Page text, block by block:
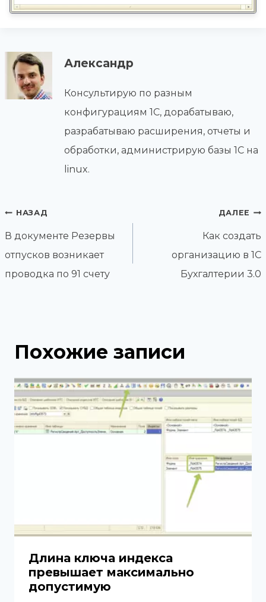
Александр
Консультирую по разным
конфигурациям 1С, дорабатываю,
разрабатываю расширения, отчеты и
обработки, администрирую базы 1С на
linux.
Навигация
по
записям
НАЗАД
В документе Резервы
отпусков возникает
проводка по 91 счету
ДАЛЕЕ
Как создать
организацию в 1С
Бухгалтерии 3.0
Похожие записи
Длина ключа индекса
превышает максимально
допустимую